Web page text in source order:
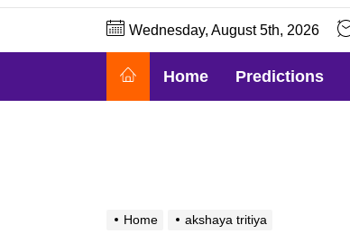
Wednesday, August 5th, 2026
Home Predictions
Home akshaya tritiya